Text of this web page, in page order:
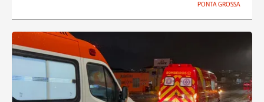
PONTA GROSSA